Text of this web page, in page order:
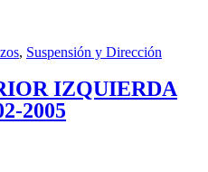
, Suspensión y Dirección
IZQUIERDA
2005